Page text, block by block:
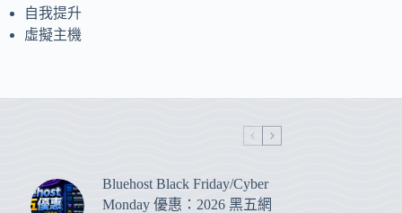
自我提升
虛擬主機
Bluehost Black Friday/Cyber
Monday 優惠：2026 黑五網